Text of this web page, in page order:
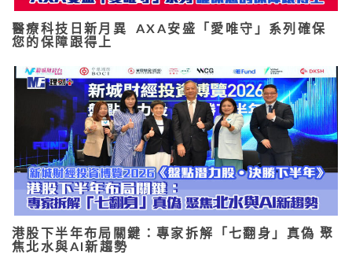
醫療科技日新月異 AXA安盛「愛唯守」系列確保
您的保障跟得上
港股下半年布局關鍵：專家拆解「七翻身」真偽 聚
焦北水與AI新趨勢